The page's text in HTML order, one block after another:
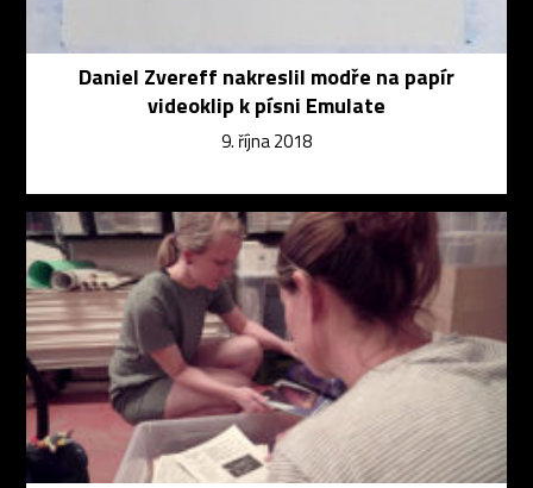
Daniel Zvereff nakreslil modře na papír
videoklip k písni Emulate
9. října 2018